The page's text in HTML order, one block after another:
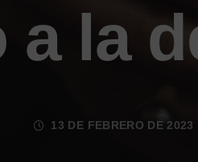
a la
13 DE FEBRERO DE 2023